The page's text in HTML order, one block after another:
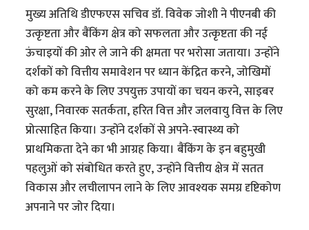
मुख्य अतिथि डीएफएस सचिव डॉ. विवेक जोशी ने पीएनबी की
उत्कृष्टता और बैंकिंग क्षेत्र को सफलता और उत्कृष्टता की नई
ऊंचाइयों की ओर ले जाने की क्षमता पर भरोसा जताया। उन्होंने
दर्शकों को वित्तीय समावेशन पर ध्यान केंद्रित करने, जोखिमों
को कम करने के लिए उपयुक्त उपायों का चयन करने, साइबर
सुरक्षा, निवारक सतर्कता, हरित वित्त और जलवायु वित्त के लिए
प्रोत्साहित किया। उन्होंने दर्शकों से अपने-स्वास्थ्य को
प्राथमिकता देने का भी आग्रह किया। बैंकिंग के इन बहुमुखी
पहलुओं को संबोधित करते हुए, उन्होंने वित्तीय क्षेत्र में सतत
विकास और लचीलापन लाने के लिए आवश्यक समग्र दृष्टिकोण
अपनाने पर जोर दिया।